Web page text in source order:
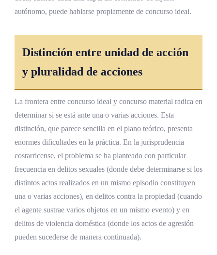
autónomo, puede hablarse propiamente de concurso ideal.
Distinción entre unidad de acción
y pluralidad de acciones
La frontera entre concurso ideal y concurso material radica en
determinar si se está ante una o varias acciones. Esta
distinción, que parece sencilla en el plano teórico, presenta
enormes dificultades en la práctica. En la jurisprudencia
costarricense, el problema se ha planteado con particular
frecuencia en delitos sexuales (donde debe determinarse si los
distintos actos realizados en un mismo episodio constituyen
una o varias acciones), en delitos contra la propiedad (cuando
el agente sustrae varios objetos en un mismo evento) y en
delitos de violencia doméstica (donde los actos de agresión
pueden sucederse de manera continuada).